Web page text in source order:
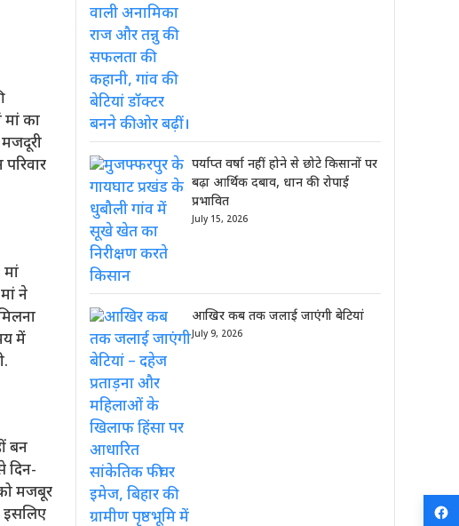
मां का
ने
में
बन
दिन-
मजबूर
इसलिए
पर्याप्त वर्षा नहीं होने से छोटे किसानों पर
बढ़ा आर्थिक दबाव, धान की रोपाई
प्रभावित
July 15, 2026
आखिर कब तक जलाई जाएंगी बेटियां
July 9, 2026